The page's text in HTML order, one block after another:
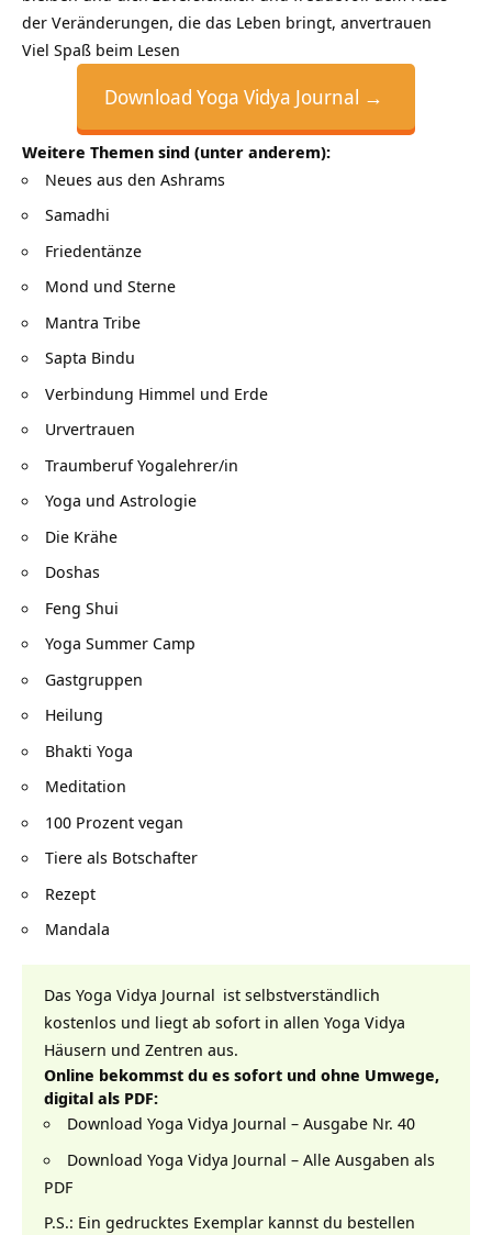
der Veränderungen, die das Leben bringt, anvertrauen
Viel Spaß beim Lesen
Download Yoga Vidya Journal →
Weitere Themen sind (unter anderem):
Neues aus den Ashrams
Samadhi
Friedentänze
Mond und Sterne
Mantra Tribe
Sapta Bindu
Verbindung Himmel und Erde
Urvertrauen
Traumberuf Yogalehrer/in
Yoga und Astrologie
Die Krähe
Doshas
Feng Shui
Yoga Summer Camp
Gastgruppen
Heilung
Bhakti Yoga
Meditation
100 Prozent vegan
Tiere als Botschafter
Rezept
Mandala
Das Yoga Vidya Journal ist selbstverständlich
kostenlos und liegt ab sofort in allen Yoga Vidya
Häusern und Zentren aus.
Online bekommst du es sofort und ohne Umwege,
digital als PDF:
Download Yoga Vidya Journal – Ausgabe Nr. 40
Download Yoga Vidya Journal – Alle Ausgaben als
PDF
P.S.: Ein gedrucktes Exemplar kannst du bestellen